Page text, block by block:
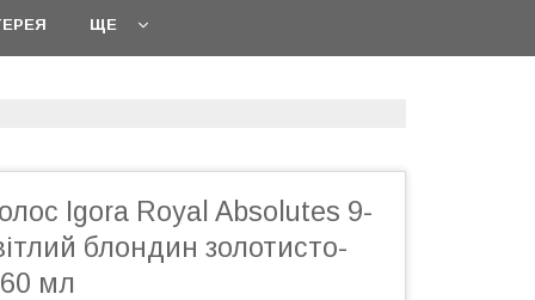
ЩЕ
Igora Royal Absolutes 9-
блондин золотисто-
мл